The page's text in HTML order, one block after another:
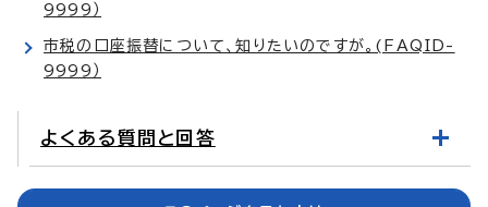
9999）
市税の口座振替について、知りたいのですが。(FAQID-
9999）
よくある質問と回答